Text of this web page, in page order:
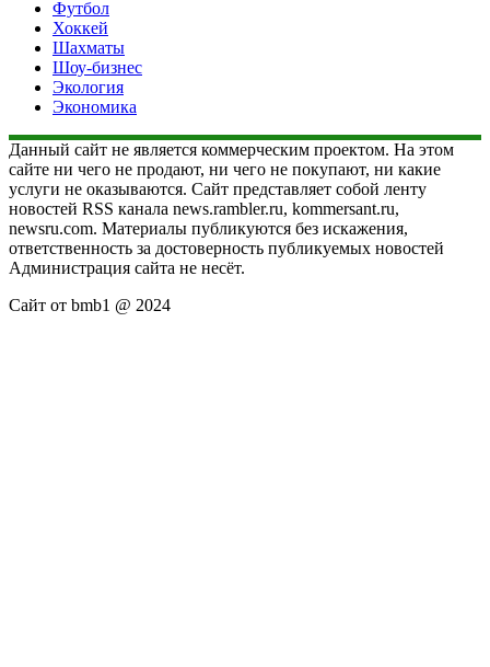
Футбол
Хоккей
Шахматы
Шоу-бизнес
Экология
Экономика
Данный сайт не является коммерческим проектом. На этом
сайте ни чего не продают, ни чего не покупают, ни какие
услуги не оказываются. Сайт представляет собой ленту
новостей RSS канала news.rambler.ru, kommersant.ru,
newsru.com. Материалы публикуются без искажения,
ответственность за достоверность публикуемых новостей
Администрация сайта не несёт.
Сайт от bmb1 @ 2024